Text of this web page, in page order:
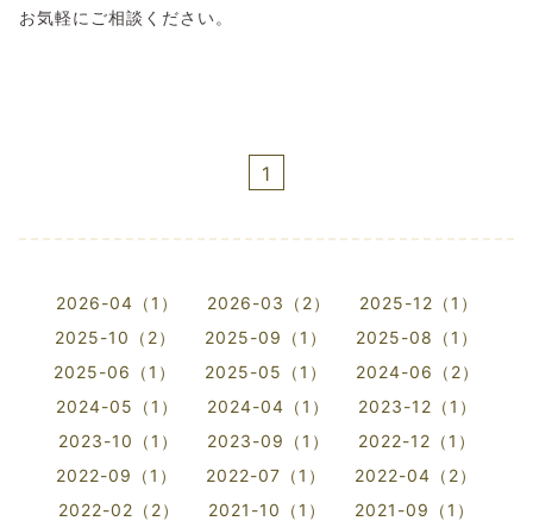
お気軽にご相談ください。
1
2026-04（1） 2026-03（2）
2025-12（1）
2025-10（2）
2025-09（1）
2025-08（1）
2025-06（1）
2025-05（1）
2024-06（2）
2024-05（1）
2024-04（1）
2023-12（1）
2023-10（1）
2023-09（1）
2022-12（1）
2022-09（1）
2022-07（1）
2022-04（2）
2022-02（2）
2021-10（1）
2021-09（1）